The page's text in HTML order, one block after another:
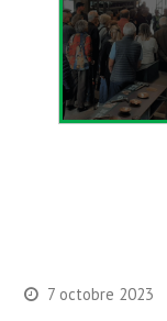
7 octobre 2023